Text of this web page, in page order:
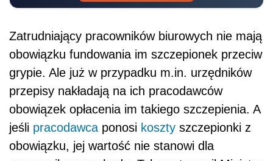
Zatrudniający pracowników biurowych nie mają
obowiązku fundowania im szczepionek przeciw
grypie. Ale już w przypadku m.in. urzędników
przepisy nakładają na ich pracodawców
obowiązek opłacenia im takiego szczepienia. A
jeśli pracodawca ponosi koszty szczepionki z
obowiązku, jej wartość nie stanowi dla